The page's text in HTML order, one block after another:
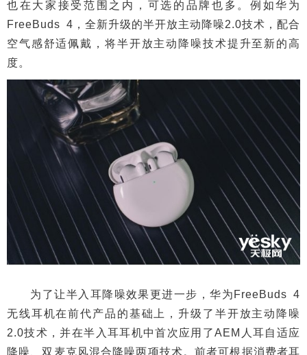
也在大家接受范围之内，可选的品牌也多。例如华为
FreeBuds 4，全新升级的半开放主动降噪2.0技术，配合
空气感舒适佩戴，将半开放主动降噪技术提升至新的高
度。
为了让半入耳降噪效果更进一步，华为FreeBuds 4
无线耳机在前代产品的基础上，升级了半开放主动降噪
2.0技术，并在半入耳耳机中首次应用了AEM人耳自适应
降噪、双麦克风混合降噪两项技术。前者可根据消费者耳